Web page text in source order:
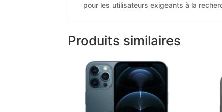
pour les utilisateurs exigeants à la
Produits similaires